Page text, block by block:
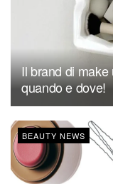
Il brand di
quando e dove!
BEAUTY NEWS